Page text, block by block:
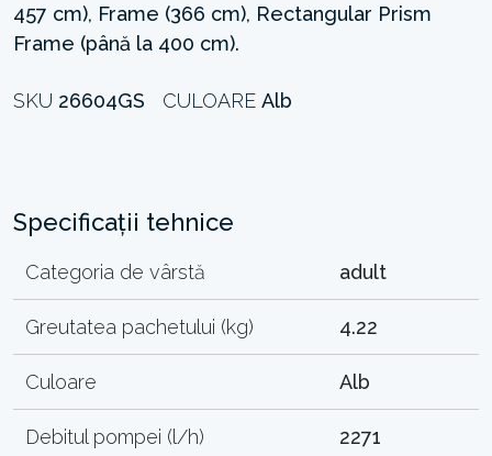
457 cm), Frame (366 cm), Rectangular Prism
Frame (până la 400 cm).
SKU 26604GS CULOARE Alb
Specificații tehnice
Categoria de vârstă adult
Greutatea pachetului (kg) 4.22
Culoare Alb
Debitul pompei (l/h) 2271